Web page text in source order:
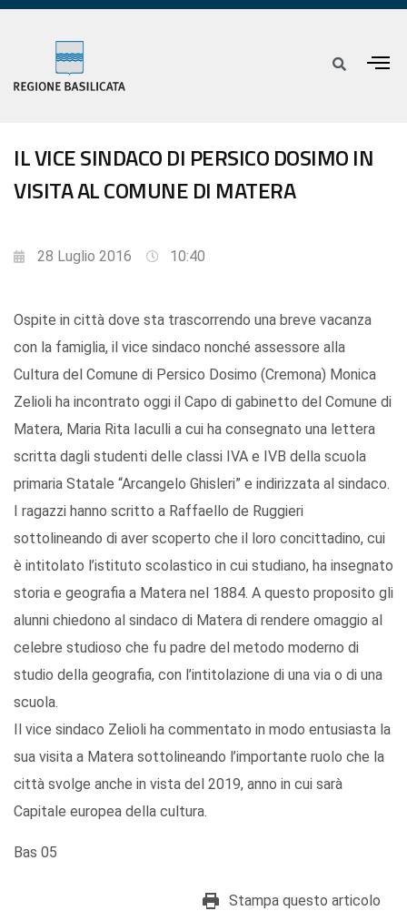
IL VICE SINDACO DI PERSICO DOSIMO IN
VISITA AL COMUNE DI MATERA
28 Luglio 2016 10:40
Ospite in città dove sta trascorrendo una breve vacanza
con la famiglia, il vice sindaco nonché assessore alla
Cultura del Comune di Persico Dosimo (Cremona) Monica
Zelioli ha incontrato oggi il Capo di gabinetto del Comune di
Matera, Maria Rita Iaculli a cui ha consegnato una lettera
scritta dagli studenti delle classi IVA e IVB della scuola
primaria Statale “Arcangelo Ghisleri” e indirizzata al sindaco.
I ragazzi hanno scritto a Raffaello de Ruggieri
sottolineando di aver scoperto che il loro concittadino, cui
è intitolato l’istituto scolastico in cui studiano, ha insegnato
storia e geografia a Matera nel 1884. A questo proposito gli
alunni chiedono al sindaco di Matera di rendere omaggio al
celebre studioso che fu padre del metodo moderno di
studio della geografia, con l’intitolazione di una via o di una
scuola.
Il vice sindaco Zelioli ha commentato in modo entusiasta la
sua visita a Matera sottolineando l’importante ruolo che la
città svolge anche in vista del 2019, anno in cui sarà
Capitale europea della cultura.
Bas 05
Stampa questo articolo